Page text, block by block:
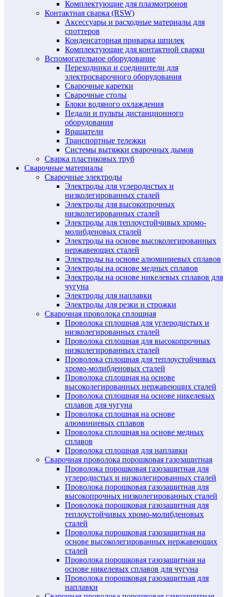
Комплектующие для плазмотронов
Контактная сварка (RSW)
Аксессуары и расходные материалы для
споттеров
Конденсаторная приварка шпилек
Комплектующие для контактной сварки
Вспомогательное оборудование
Переходники и соединители для
электросварочного оборудования
Сварочные каретки
Сварочные столы
Блоки водяного охлаждения
Педали и пульты дистанционного
оборудования
Вращатели
Транспортные тележки
Системы вытяжки сварочных дымов
Сварка пластиковых труб
Сварочные материалы
Сварочные электроды
Электроды для углеродистых и
низколегированных сталей
Электроды для высокопрочных
низколегированных сталей
Электроды для теплоустойчивых хромо-
молибденовых сталей
Электроды на основе высоколегированных
нержавеющих сталей
Электроды на основе алюминиевых сплавов
Электроды на основе медных сплавов
Электроды на основе никелевых сплавов для
чугуна
Электроды для наплавки
Электроды для резки и строжки
Сварочная проволока сплошная
Проволока сплошная для углеродистых и
низколегированных сталей
Проволока сплошная для высокопрочных
низколегированных сталей
Проволока сплошная для теплоустойчивых
хромо-молибденовых сталей
Проволока сплошная на основе
высоколегированных нержавеющих сталей
Проволока сплошная на основе никелевых
сплавов для чугуна
Проволока сплошная на основе
алюминиевых сплавов
Проволока сплошная на основе медных
сплавов
Проволока сплошная для наплавки
Сварочная проволока порошковая газозащитная
Проволока порошковая газозащитная для
углеродистых и низколегированных сталей
Проволока порошковая газозащитная для
высокопрочных низколегированных сталей
Проволока порошковая газозащитная для
теплоустойчивых хромо-молибденовых
сталей
Проволока порошковая газозащитная на
основе высоколегированных нержавеющих
сталей
Проволока порошковая газозащитная на
основе никелевых сплавов для чугуна
Проволока порошковая газозащитная для
наплавки